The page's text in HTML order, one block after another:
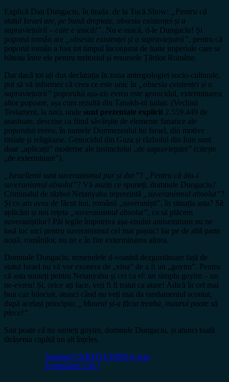
Explică Dan Dungaciu, în tirada de la Tucă Show: „Pentru că
statul Israel are, pe bună dreptate, obsesia existenței și a
supraviețuirii – care e unică!”. Nu e unică, d-le Dungaciu! Și
poporul român are „obsesia existenței și a supraviețuirii”, pentru că
poporul român a fost tot timpul înconjurat de haite imperiale care se
băteau între ele pentru teritoriul și resursele Țărilor Române.
Dar dacă tot ați dus declarația în zona antropologiei socio-culturale,
pot să vă informez că ceea ce este unic în „obsesia existenței și a
supraviețuirii” poporului așa-zis evreu este genocidul, exterminarea
altor popoare, așa cum rezultă din Tanakh-ul iudaic (Vechiul
Testament, la noi), unde sunt prezentate explicit 2.559.449 de
asasinate, descrise ca fiind săvârșite de elemente fanatice ale
poporului evreu, în numele Dumnezeului lui Israel, din motive
rasiale și religioase. Genocidul din Gaza și războiul din Iran sunt
doar „aplicații” moderne ale instinctului „de supraviețuire” (citește
„de exterminare”).
„Israelienii sunt suveranismul pur și dur”?
„Pentru că ăla-i
suveranismul absolut”? Vă auziți ce spuneți, domnule Dungaciu?
Criminalul de război Netanyahu reprezintă
„suveranismul absolut”?
Și ce am avea de făcut noi, românii „suveraniști”, în situația asta? Să
aplicăm și noi rețeta
„suveranismul absolut”, ca să plăcem
suveraniștilor? Păi legile împotriva așa-zisului antisemitism nu ne
lasă loc nici pentru suveranismul cel mai pașnic! Iar pe de altă parte
nouă, românilor, nu ne e în fire exterminarea altora.
Domnule Dungaciu, temenelele d-voastră dezgustătoare față de
statul Israel nu vă vor exonera de „vina” de a fi un „goyim”. Pentru
că asta sunteți pentru Netanyahu și cei ca el: un simplu goyim – un
ne-evreu! Și, orice ați face, veți fi fi tratat ca atare! Adică în cel mai
bun caz înlocuit, atunci când nu veți mai da randamentul scontat,
după același principiu:
„Maurul și-a făcut treaba, maurul poate să
plece!”.
Sau poate că nu sunteți goyim, domnule Dungaciu, și atunci toată
tărășenia capătă un alt înțeles.
Susțineți CERTITUDINEA prin
Formularul 230 !